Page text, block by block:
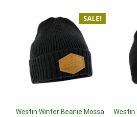
SALE!
Westin Winter Beanie Mössa
Westin